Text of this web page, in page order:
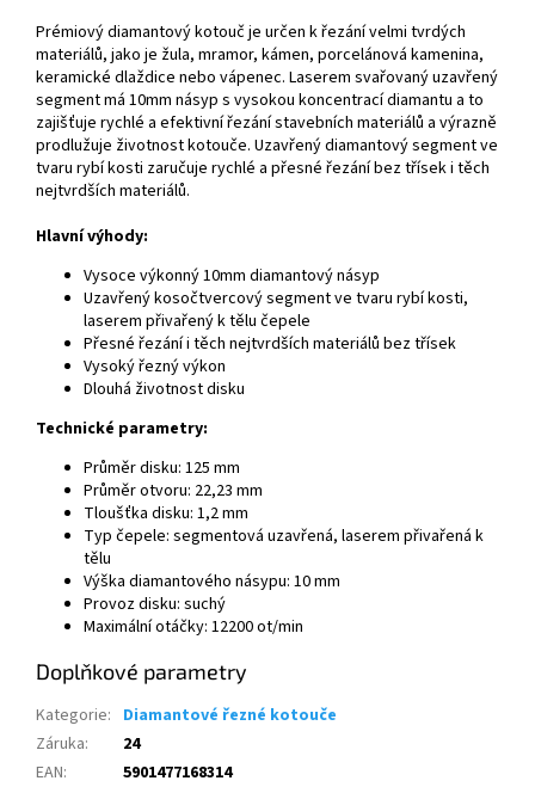
Prémiový diamantový kotouč je určen k řezání velmi tvrdých
materiálů, jako je žula, mramor, kámen, porcelánová kamenina,
keramické dlaždice nebo vápenec. Laserem svařovaný uzavřený
segment má 10mm násyp s vysokou koncentrací diamantu a to
zajišťuje rychlé a efektivní řezání stavebních materiálů a výrazně
prodlužuje životnost kotouče. Uzavřený diamantový segment ve
tvaru rybí kosti zaručuje rychlé a přesné řezání bez třísek i těch
nejtvrdších materiálů.
Hlavní výhody:
Vysoce výkonný 10mm diamantový násyp
Uzavřený kosočtvercový segment ve tvaru rybí kosti,
laserem přivařený k tělu čepele
Přesné řezání i těch nejtvrdších materiálů bez třísek
Vysoký řezný výkon
Dlouhá životnost disku
Technické parametry:
Průměr disku: 125 mm
Průměr otvoru: 22,23 mm
Tloušťka disku: 1,2 mm
Typ čepele: segmentová uzavřená, laserem přivařená k
tělu
Výška diamantového násypu: 10 mm
Provoz disku: suchý
Maximální otáčky: 12200 ot/min
Doplňkové parametry
Kategorie: Diamantové řezné kotouče
Záruka:
24
EAN: 5901477168314